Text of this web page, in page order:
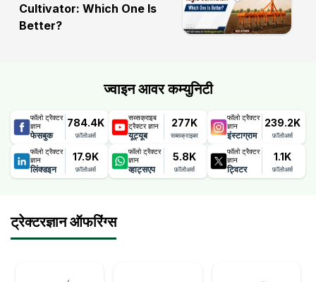
Cultivator: Which One Is
Better?
ज्वाइन आवर कम्युनिटी
फॉलो ट्रैक्टर
ज्ञान
फेसबुक
784.4K
फ़ॉलोअर्स
सब्सक्राइब
ट्रैक्टर ज्ञान
यूट्यूब
277K
सब्सक्राइबर
फॉलो ट्रैक्टर
ज्ञान
इंस्टाग्राम
239.2K
फ़ॉलोअर्स
फॉलो ट्रैक्टर
ज्ञान
लिंक्डइन
17.9K
फ़ॉलोअर्स
फॉलो ट्रैक्टर
ज्ञान
व्हाट्सएप
5.8K
फ़ॉलोअर्स
फॉलो ट्रैक्टर
ज्ञान
ट्विटर
1.1K
फ़ॉलोअर्स
ट्रेक्टरज्ञान ऑफरिंग्स